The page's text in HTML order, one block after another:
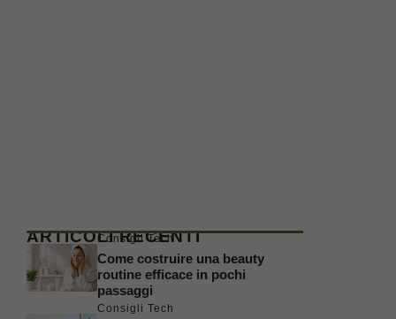
ARTICOLI RECENTI
Consigli Tech
Come costruire una beauty
routine efficace in pochi
passaggi
Consigli Tech